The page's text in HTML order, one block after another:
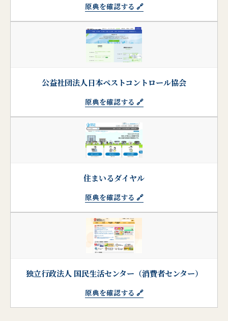
原典を確認する 🔗
公益社団法人日本ペストコントロール協会
原典を確認する 🔗
住まいるダイヤル
原典を確認する 🔗
独立行政法人 国民生活センター（消費者センター）
原典を確認する 🔗